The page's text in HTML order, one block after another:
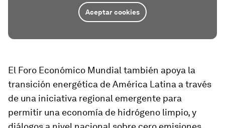
Aceptar cookies
El Foro Económico Mundial también apoya la
transición energética de América Latina a través
de una iniciativa regional emergente para
permitir una economía de hidrógeno limpio, y